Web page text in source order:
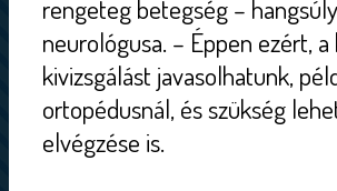
rengeteg betegség –
neurológusa. – Éppen ezért,
kivizsgálást javasolhatunk,
ortopédusnál, és szükség
elvégzése is.